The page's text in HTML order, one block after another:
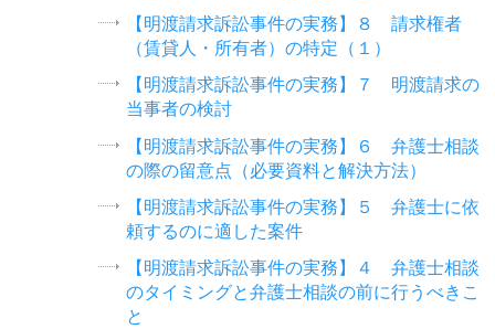
【明渡請求訴訟事件の実務】８ 請求権者
（賃貸人・所有者）の特定（１）
【明渡請求訴訟事件の実務】７ 明渡請求の
当事者の検討
【明渡請求訴訟事件の実務】６ 弁護士相談
の際の留意点（必要資料と解決方法）
【明渡請求訴訟事件の実務】５ 弁護士に依
頼するのに適した案件
【明渡請求訴訟事件の実務】４ 弁護士相談
のタイミングと弁護士相談の前に行うべきこ
と